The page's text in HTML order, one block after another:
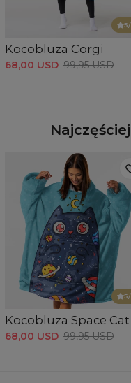
5
Kocobluza Corgi
68,00 USD 99,95 USD
5
Kocobluza Space Cat
68,00 USD 99,95 USD